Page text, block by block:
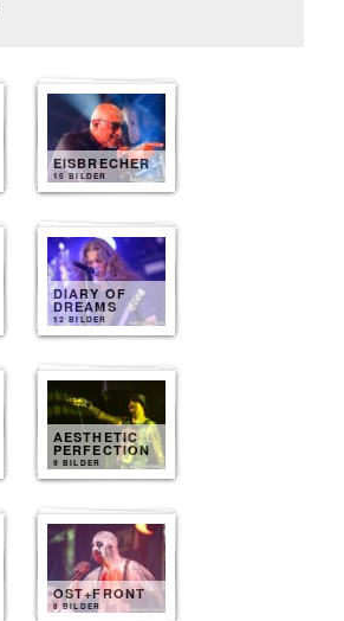
EISBRECHER
15 BILDER
DIARY OF
DREAMS
12 BILDER
AESTHETIC
PERFECTION
9 BILDER
OST+FRONT
8 BILDER